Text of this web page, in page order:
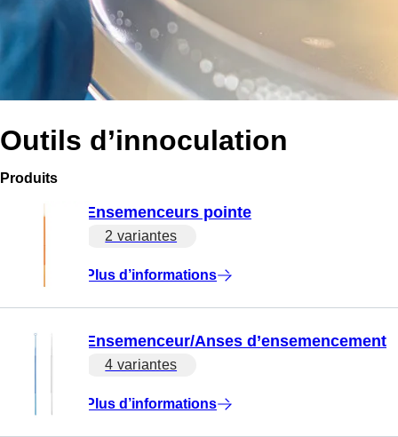
Outils d’innoculation
Produits
Ensemenceurs pointe
2 variantes
Plus d’informations
Ensemenceur/Anses d’ensemencement
4 variantes
Plus d’informations